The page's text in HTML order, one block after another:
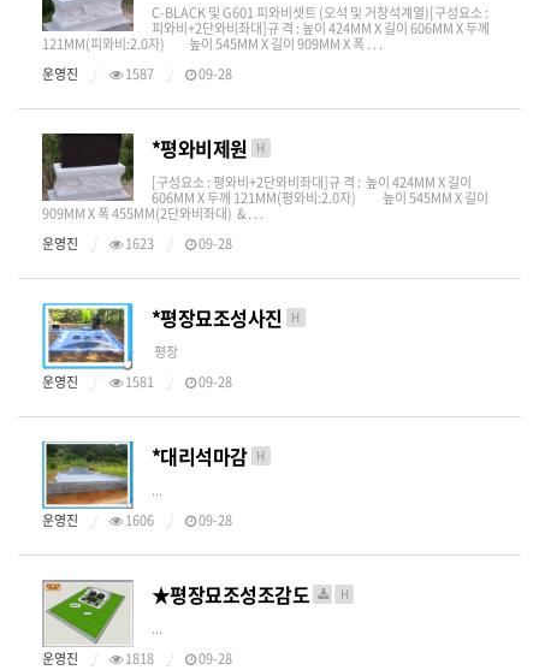
C-BLACK 및 G601 피와비셋트 (오석 및 거창석계열)​[구성요소 :
피와비+2단와비좌대]​​규 격 : 높이 424MM X 길이 606MM X 두께
121MM(피와비:2.0자) 높이 545MM X 길이 909MM X 폭 . . .
운영진
1587 09-28
*평와비제원 H
[구성요소 : 평와비+2단와비좌대]​​규 격 : 높이 424MM X 길이
606MM X 두께 121MM(평와비:2.0자) 높이 545MM X 길이
909MM X 폭 455MM(2단와비좌대)​ & . . .
운영진
1623 09-28
*평장묘조성사진 H
평장
운영진
1581 09-28
*대리석마감 H
...
운영진
1606 09-28
★평장묘조성조감도 H
...
운영진
1818 09-28